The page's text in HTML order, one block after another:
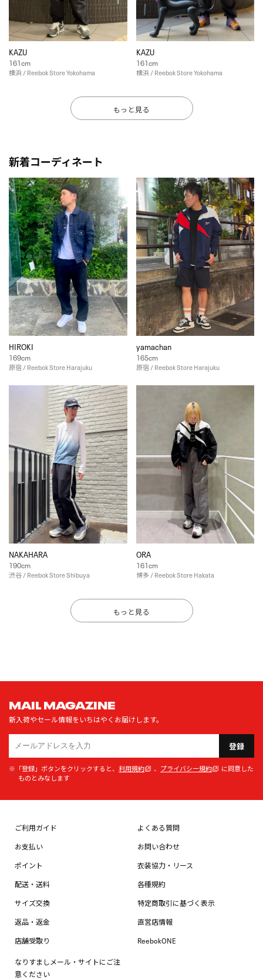
KAZU
161cm
横浜 / Reebok Store Yokohama
KAZU
161cm
横浜 / Reebok Store Yokohama
もっと見る
新着コーディネート
HIROKI
169cm
原宿 / Reebok Store Harajuku
yamachan
165cm
原宿 / Reebok Store Harajuku
NAKAHARA
190cm
渋谷 / Reebok Store Shibuya
ORA
161cm
博多 / Reebok Store Hakata
もっと見る
MAIL MAGAZINE
新入荷やセール情報をいちはやくお届けします。
登録
※「登録」ボタンをクリックすると、 利用規約 、 プライバシー規約
に同意した
ものとみなします
ご利用ガイド
お支払い
ポイント
配送・送料
サイズ交換
返品・返金
店舗受取り
なりすましメール・サイトにご注
意ください
よくある質問
お問い合わせ
衣装協力・リース
各種規約
特定商取引に基づく表示
直営店情報
ReebokONE